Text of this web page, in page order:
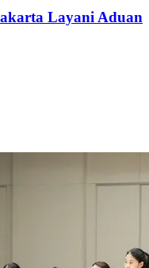
Layani Aduan